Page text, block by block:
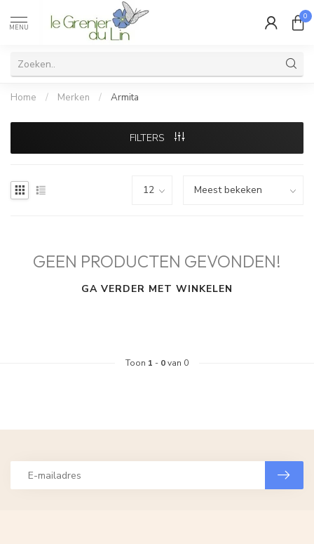
MENU
0
Home / Merken / Armita
FILTERS
GEEN PRODUCTEN GEVONDEN!
GA VERDER MET WINKELEN
Toon 1 - 0van 0